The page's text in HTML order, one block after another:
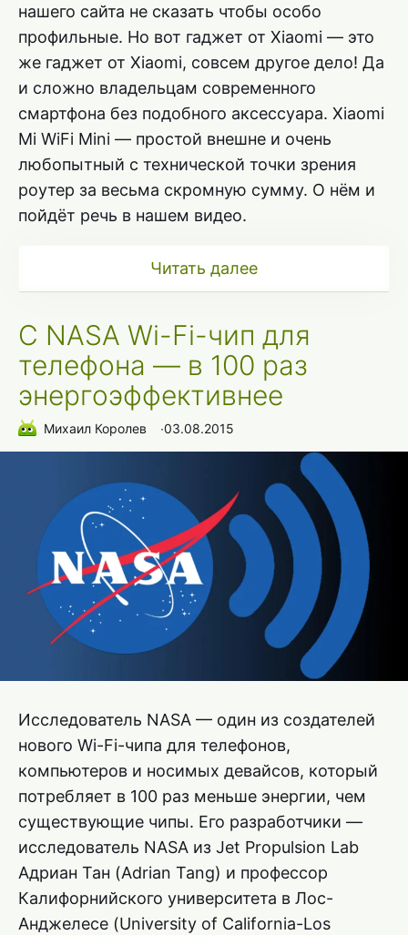
нашего сайта не сказать чтобы особо
профильные. Но вот гаджет от Xiaomi — это
же гаджет от Xiaomi, совсем другое дело! Да
и сложно владельцам современного
смартфона без подобного аксессуара. Xiaomi
Mi WiFi Mini — простой внешне и очень
любопытный с технической точки зрения
роутер за весьма скромную сумму. О нём и
пойдёт речь в нашем видео.
Читать далее
С NASA Wi-Fi-чип для
телефона — в 100 раз
энергоэффективнее
Михаил Королев ∙03.08.2015
Исследователь NASA — один из создателей
нового Wi-Fi-чипа для телефонов,
компьютеров и носимых девайсов, который
потребляет в 100 раз меньше энергии, чем
существующие чипы. Его разработчики —
исследователь NASA из Jet Propulsion Lab
Адриан Тан (Adrian Tang) и профессор
Калифорнийского университета в Лос-
Анджелесе (University of California-Los